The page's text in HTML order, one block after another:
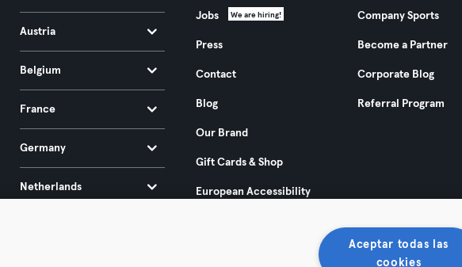
Austria
Belgium
France
Germany
Netherlands
Jobs We are hiring!
Press
Contact
Blog
Our Brand
Gift Cards & Shop
European Accessibility
Company Sports
Become a Partner
Corporate Blog
Referral Program
Aceptar todas las
cookies